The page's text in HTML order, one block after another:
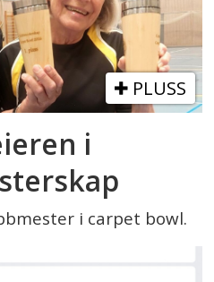
PLUSS
i
i carpet bowl.